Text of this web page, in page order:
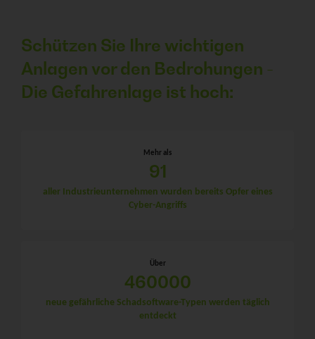
Schützen Sie Ihre wichtigen
Anlagen vor den Bedrohungen -
Die Gefahrenlage ist hoch:
Mehr als
91
aller Industrieunternehmen wurden bereits Opfer eines
Cyber-Angriffs
Über
460000
neue gefährliche Schadsoftware-Typen werden täglich
entdeckt